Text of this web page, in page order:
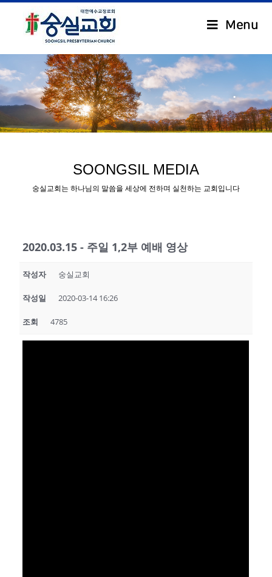
Menu
.
SOONGSIL MEDIA
숭실교회는 하나님의 말씀을 세상에 전하며 실천하는 교회입니다
2020.03.15 - 주일 1,2부 예배 영상
작성자 숭실교회
작성일 2020-03-14 16:26
조회 4785